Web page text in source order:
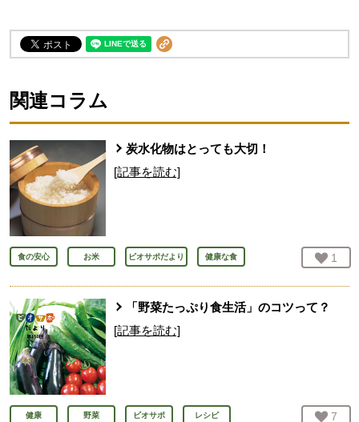
関連コラム
炭水化物はとっても大切！
[記事を読む]
食の安心 お米 ビオサポだより 健康な食 お気
1
「野菜たっぷり食生活」のコツって？
[記事を読む]
健康 野菜 ビオサポ レシピ お気
7